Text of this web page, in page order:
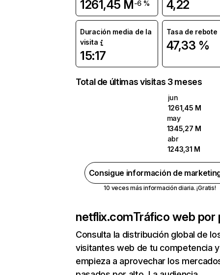
1261,45 M-6 % 4,22
Duración media de la
visita
15:17
Tasa de rebote
47,33 %
Total de últimas visitas 3 meses
jun
1261,45 M
may
1345,27 M
abr
1243,31 M
Consigue información de
10 veces más información diaria. ¡Gratis!
netflix.comTráfico web por
Consulta la distribución global de
visitantes web de tu competencia y
empieza a aprovechar los